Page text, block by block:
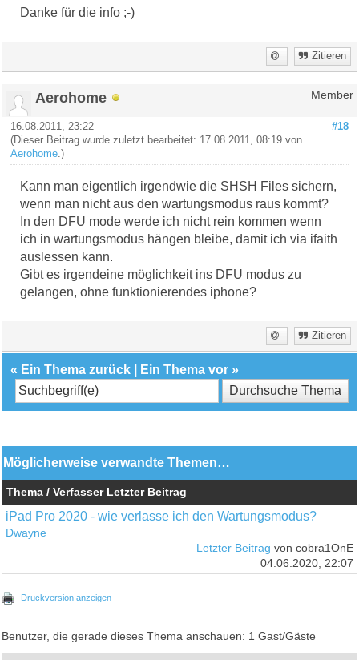
Danke für die info ;-)
Zitieren
Aerohome Member
#18
16.08.2011, 23:22
(Dieser Beitrag wurde zuletzt bearbeitet: 17.08.2011, 08:19 von
Aerohome .)
Kann man eigentlich irgendwie die SHSH Files sichern,
wenn man nicht aus den wartungsmodus raus kommt?
In den DFU mode werde ich nicht rein kommen wenn
ich in wartungsmodus hängen bleibe, damit ich via ifaith
auslessen kann.
Gibt es irgendeine möglichkeit ins DFU modus zu
gelangen, ohne funktionierendes iphone?
Zitieren
« Ein Thema zurück Ein Thema vor »
Möglicherweise verwandte Themen…
Thema / Verfasser Letzter Beitrag
iPad Pro 2020 - wie verlasse ich den Wartungsmodus?
Dwayne
Letzter Beitrag von cobra1OnE
04.06.2020, 22:07
Druckversion anzeigen
Benutzer, die gerade dieses Thema anschauen: 1 Gast/Gäste